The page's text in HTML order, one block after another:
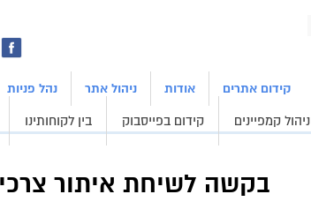
ניהול קמפיינים קידום בפייסבוק בין לקוחותינו
קידום אתרים אודות ניהול אתר נהל פניות
בקשה לשיחת איתור